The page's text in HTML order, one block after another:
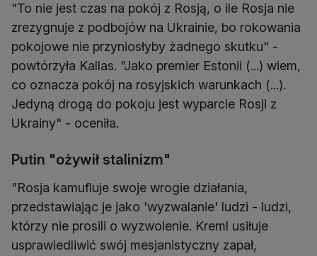
"To nie jest czas na pokój z Rosją, o ile Rosja nie
zrezygnuje z podbojów na Ukrainie, bo rokowania
pokojowe nie przyniosłyby żadnego skutku" -
powtórzyła Kallas. "Jako premier Estonii (...) wiem,
co oznacza pokój na rosyjskich warunkach (...).
Jedyną drogą do pokoju jest wyparcie Rosji z
Ukrainy" - oceniła.
Putin "ożywił stalinizm"
"Rosja kamufluje swoje wrogie działania,
przedstawiając je jako 'wyzwalanie' ludzi - ludzi,
którzy nie prosili o wyzwolenie. Kreml usiłuje
usprawiedliwić swój mesjanistyczny zapał,